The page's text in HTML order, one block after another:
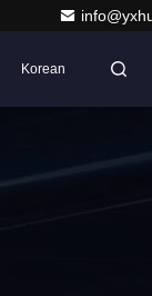
Korean